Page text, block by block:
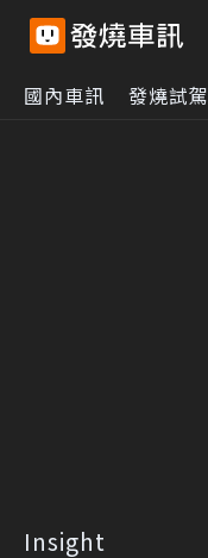
國內車訊 發燒試駕
Insight